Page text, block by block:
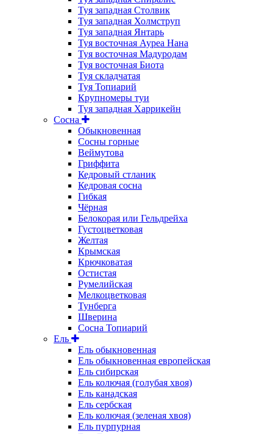
Туя западная Столвик
Туя западная Холмструп
Туя западная Янтарь
Туя восточная Ауреа Нана
Туя восточная Мадуродам
Туя восточная Биота
Туя складчатая
Туя Топиарий
Крупномеры туи
Туя западная Харрикейн
Сосна
Обыкновенная
Сосны горные
Веймутова
Гриффита
Кедровый стланик
Кедровая сосна
Гибкая
Чёрная
Белокорая или Гельдрейха
Густоцветковая
Желтая
Крымская
Крючковатая
Остистая
Румелийская
Мелкоцветковая
Тунберга
Шверина
Сосна Топиарий
Ель
Ель обыкновенная
Ель обыкновенная европейская
Ель сибирская
Ель колючая (голубая хвоя)
Ель канадская
Ель сербская
Ель колючая (зеленая хвоя)
Ель пурпурная